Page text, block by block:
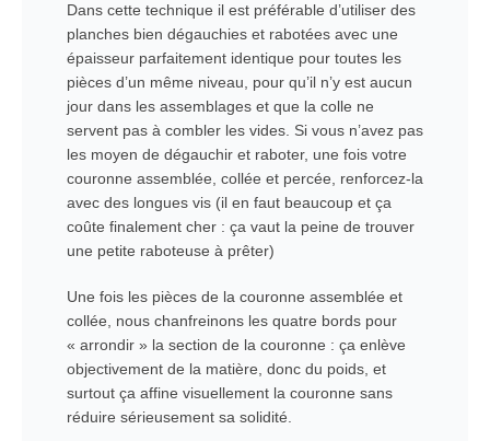
Dans cette technique il est préférable d’utiliser des
planches bien dégauchies et rabotées avec une
épaisseur parfaitement identique pour toutes les
pièces d’un même niveau, pour qu’il n’y est aucun
jour dans les assemblages et que la colle ne
servent pas à combler les vides. Si vous n’avez pas
les moyen de dégauchir et raboter, une fois votre
couronne assemblée, collée et percée, renforcez-la
avec des longues vis (il en faut beaucoup et ça
coûte finalement cher : ça vaut la peine de trouver
une petite raboteuse à prêter)
Une fois les pièces de la couronne assemblée et
collée, nous chanfreinons les quatre bords pour
« arrondir » la section de la couronne : ça enlève
objectivement de la matière, donc du poids, et
surtout ça affine visuellement la couronne sans
réduire sérieusement sa solidité.